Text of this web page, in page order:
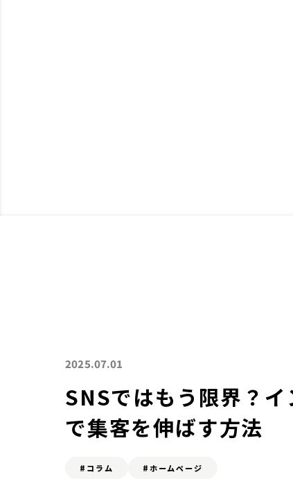
よくある質問
SERVICE
ホームページ制作
2025.07.01
SNSではもう限界？
で集客を伸ばす方法
#コラム #ホームページ